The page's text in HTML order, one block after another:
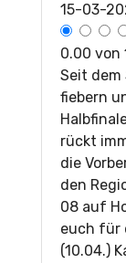
15-03-
0.00 von
Seit dem
fiebern
rückt
die
den
08 auf
euch für
(10.04.)